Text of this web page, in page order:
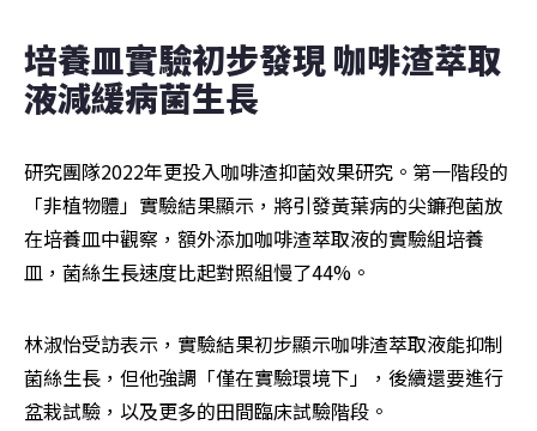
培養皿實驗初步發現 咖啡渣萃取
液減緩病菌生長
研究團隊2022年更投入咖啡渣抑菌效果研究。第一階段的
「非植物體」實驗結果顯示，將引發黃葉病的尖鐮孢菌放
在培養皿中觀察，額外添加咖啡渣萃取液的實驗組培養
皿，菌絲生長速度比起對照組慢了44%。
林淑怡受訪表示，實驗結果初步顯示咖啡渣萃取液能抑制
菌絲生長，但他強調「僅在實驗環境下」，後續還要進行
盆栽試驗，以及更多的田間臨床試驗階段。